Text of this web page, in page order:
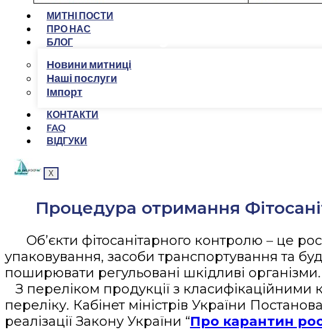
МИТНІ ПОСТИ
ПРО НАС
БЛОГ
Новини митниці
Наші послуги
Імпорт
КОНТАКТИ
FAQ
ВІДГУКИ
X
Послуги
Процедура отримання
Об’єкти фітосанітарного контролю – це
упаковування, засоби транспортування та
поширювати регульовані шкідливі організми.
З переліком продукції з
переліку. Кабінет міністрів України
реалізації Закону України “Про карантин